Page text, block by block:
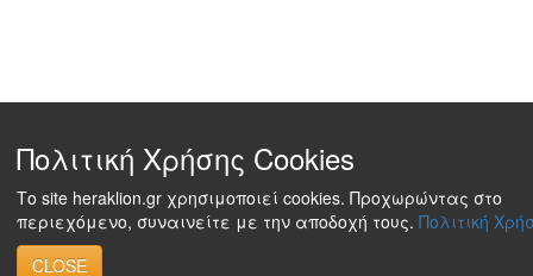
Πολιτική Χρήσης Cookies
Το site heraklion.gr χρησιμοποιεί cookies. Προχωρώντας στο
περιεχόμενο, συναινείτε με την αποδοχή τους. Πολιτική
CLOSE